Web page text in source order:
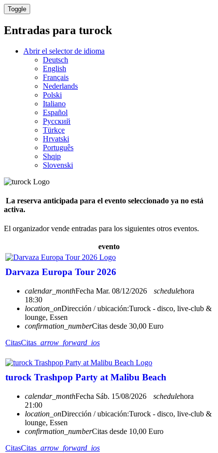
Toggle
Entradas para turock
Abrir el selector de idioma
Deutsch
English
Français
Nederlands
Polski
Italiano
Español
Русский
Türkçe
Hrvatski
Português
Shqip
Slovenski
La reserva anticipada para el evento seleccionado ya no está
activa.
El organizador vende entradas para los siguientes otros eventos.
evento
Darvaza Europa Tour 2026
calendar_monthFecha Mar. 08/12/2026 schedulehora
18:30
location_onDirección / ubicación:Turock - disco, live-club &
lounge, Essen
confirmation_numberCitas desde 30,00 Euro
CitasCitas arrow_forward_ios
turock Trashpop Party at Malibu Beach
calendar_monthFecha Sáb. 15/08/2026 schedulehora
21:00
location_onDirección / ubicación:Turock - disco, live-club &
lounge, Essen
confirmation_numberCitas desde 10,00 Euro
CitasCitas arrow_forward_ios